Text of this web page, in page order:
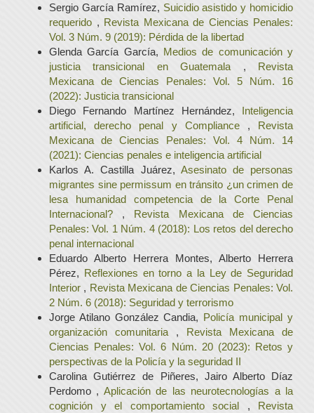
Sergio García Ramírez, Suicidio asistido y homicidio
requerido , Revista Mexicana de Ciencias Penales:
Vol. 3 Núm. 9 (2019): Pérdida de la libertad
Glenda García García, Medios de comunicación y
justicia transicional en Guatemala , Revista
Mexicana de Ciencias Penales: Vol. 5 Núm. 16
(2022): Justicia transicional
Diego Fernando Martínez Hernández, Inteligencia
artificial, derecho penal y Compliance , Revista
Mexicana de Ciencias Penales: Vol. 4 Núm. 14
(2021): Ciencias penales e inteligencia artificial
Karlos A. Castilla Juárez, Asesinato de personas
migrantes sine permissum en tránsito ¿un crimen de
lesa humanidad competencia de la Corte Penal
Internacional? , Revista Mexicana de Ciencias
Penales: Vol. 1 Núm. 4 (2018): Los retos del derecho
penal internacional
Eduardo Alberto Herrera Montes, Alberto Herrera
Pérez, Reflexiones en torno a la Ley de Seguridad
Interior , Revista Mexicana de Ciencias Penales: Vol.
2 Núm. 6 (2018): Seguridad y terrorismo
Jorge Atilano González Candia, Policía municipal y
organización comunitaria , Revista Mexicana de
Ciencias Penales: Vol. 6 Núm. 20 (2023): Retos y
perspectivas de la Policía y la seguridad II
Carolina Gutiérrez de Piñeres, Jairo Alberto Díaz
Perdomo , Aplicación de las neurotecnologías a la
cognición y el comportamiento social , Revista